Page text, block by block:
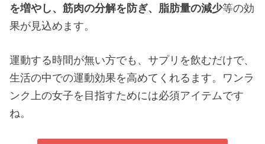
を増やし、筋肉の分解を防ぎ、 脂肪量の減少等の効
果が見込めます。
運動する時間が無い方でも、サプリを飲むだけで、
生活の中での運動効果を高めてくれるます。ワンラ
ンク上の女子を目指すためには必須アイテムです
ね。